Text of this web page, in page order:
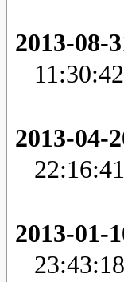
2013-08-
11:30:42
2013-04-
22:16:41
2013-01-
23:43:18